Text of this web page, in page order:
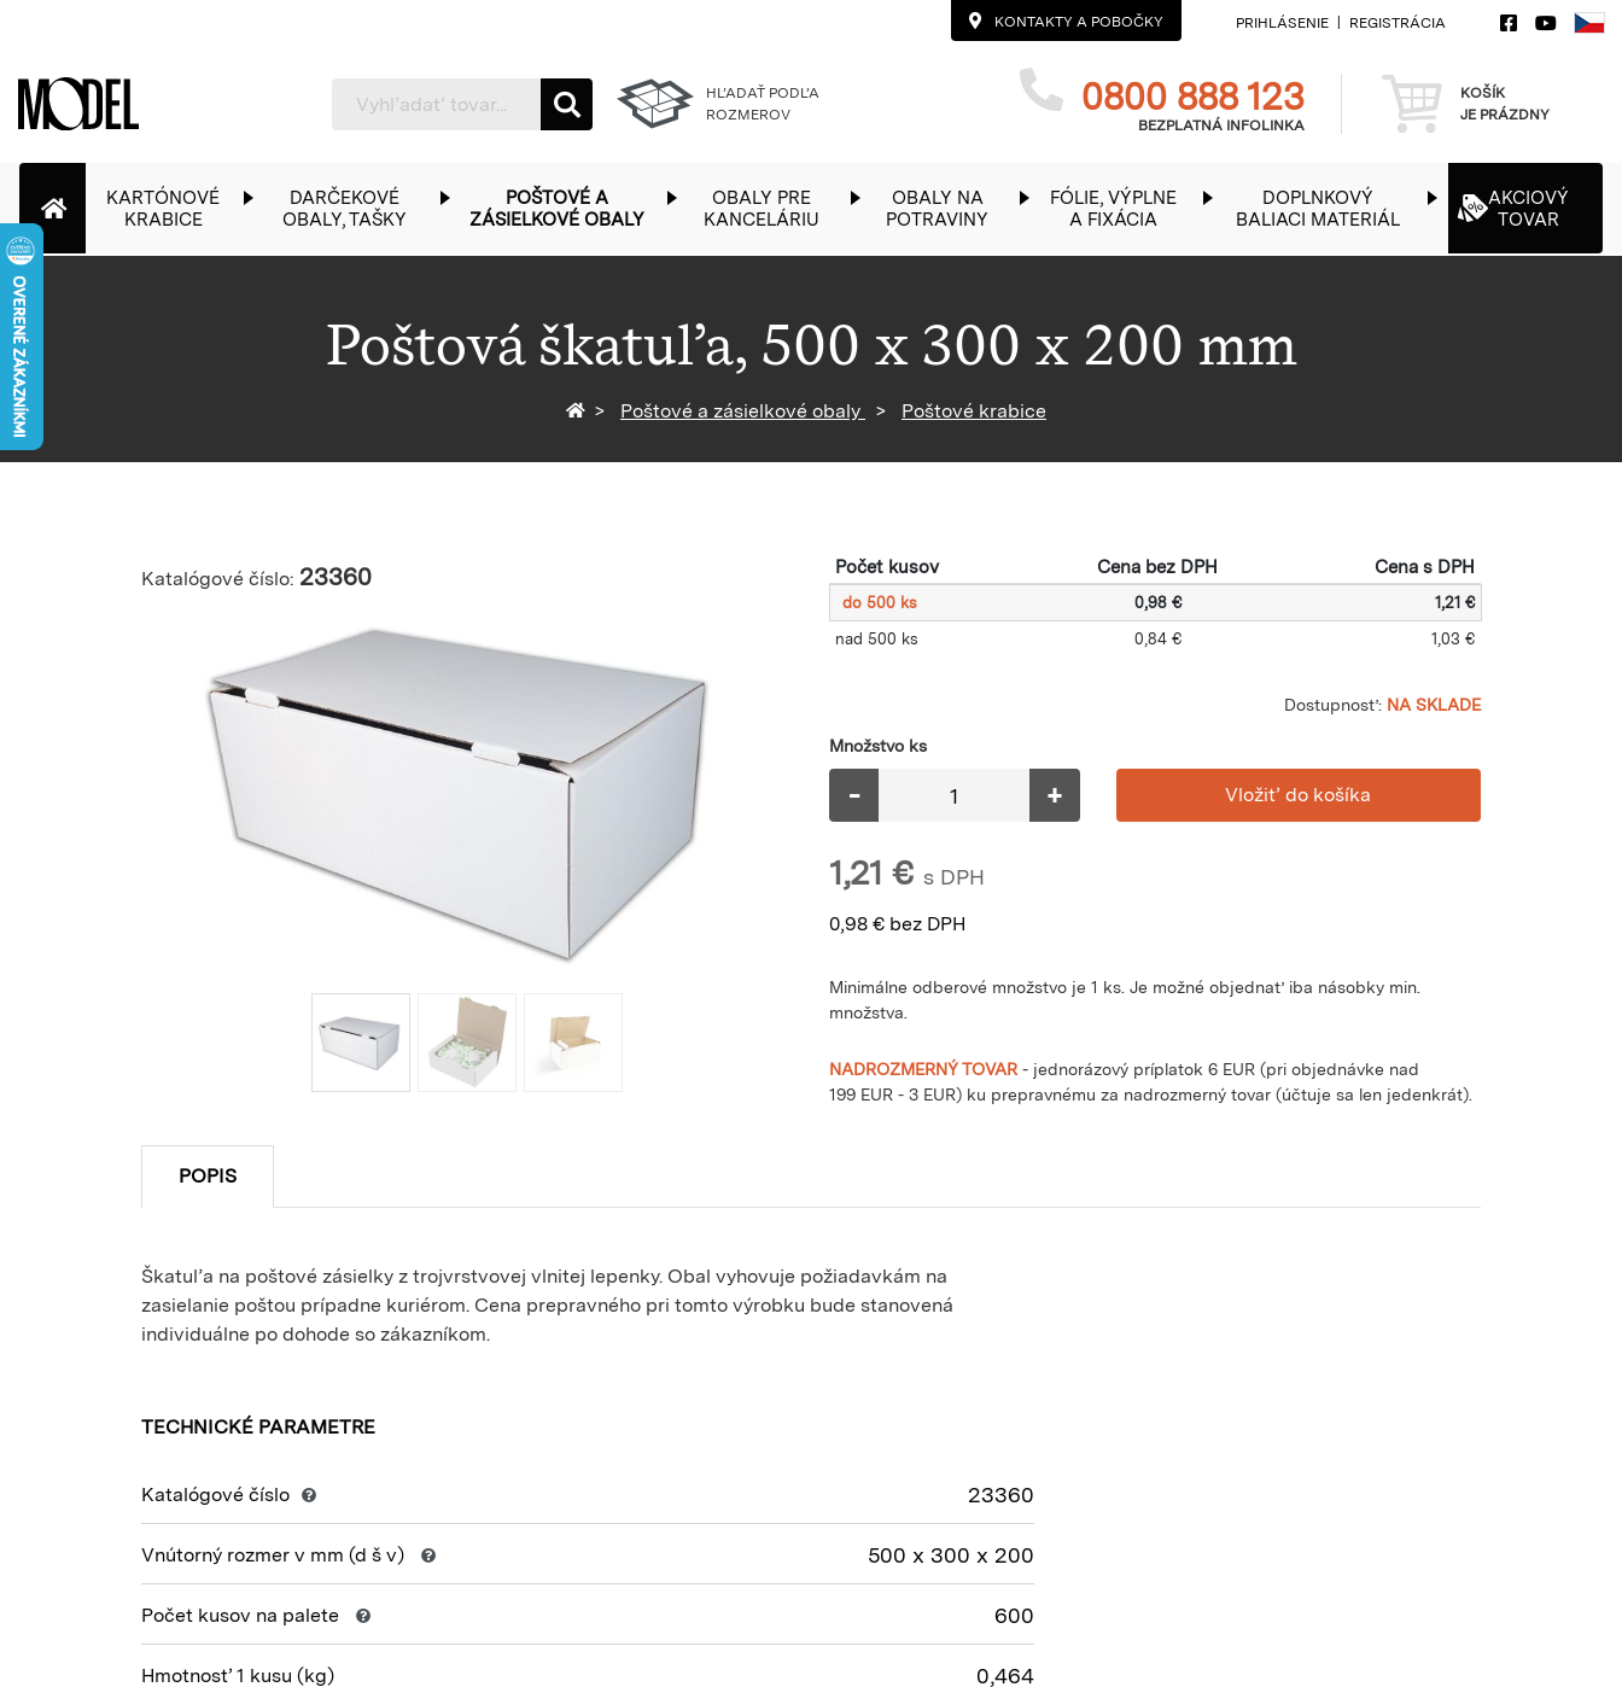
KONTAKTY A POBOČKY PRIHLÁSENIE REGISTRÁCIA
PackShop
HĽADAŤ PODĽA
ROZMEROV
Telefon
0800 888 123
BEZPLATNÁ INFOLINKA Košík
KOŠÍK
JE PRÁZDNY
KARTÓNOVÉ
KRABICE
DARČEKOVÉ
OBALY, TAŠKY
POŠTOVÉ A
ZÁSIELKOVÉ OBALY
OBALY PRE
KANCELÁRIU
OBALY NA
POTRAVINY
FÓLIE, VÝPLNE
A FIXÁCIA
DOPLNKOVÝ
BALIACI MATERIÁL
AKCIOVÝ
TOVAR
Poštová škatuľa, 500 x 300 x 200 mm
Späť na homepage
Poštové a zásielkové obaly Poštové krabice
Katalógové číslo: 23360 Počet kusov Cena bez DPH Cena s DPH
do 500 ks 0,98 €
1,21 €
nad 500 ks
0,84 € 1,03 €
Dostupnosť: NA SKLADE
Množstvo ks
- +
1,21 € s DPH
0,98 € bez DPH
Minimálne odberové množstvo je 1 ks. Je možné objednať iba násobky min.
množstva.
NADROZMERNÝ TOVAR - jednorázový príplatok 6 EUR (pri objednávke nad
199 EUR - 3 EUR) ku prepravnému za nadrozmerný tovar (účtuje sa len jedenkrát).
POPIS
Škatuľa na poštové zásielky z trojvrstvovej vlnitej lepenky. Obal vyhovuje požiadavkám na
zasielanie poštou prípadne kuriérom. Cena prepravného pri tomto výrobku bude stanovená
individuálne po dohode so zákazníkom.
TECHNICKÉ PARAMETRE
Katalógové číslo 23360
Vnútorný rozmer v mm (d š v) 500 x 300 x 200
Počet kusov na palete 600
Hmotnosť 1 kusu (kg) 0,464